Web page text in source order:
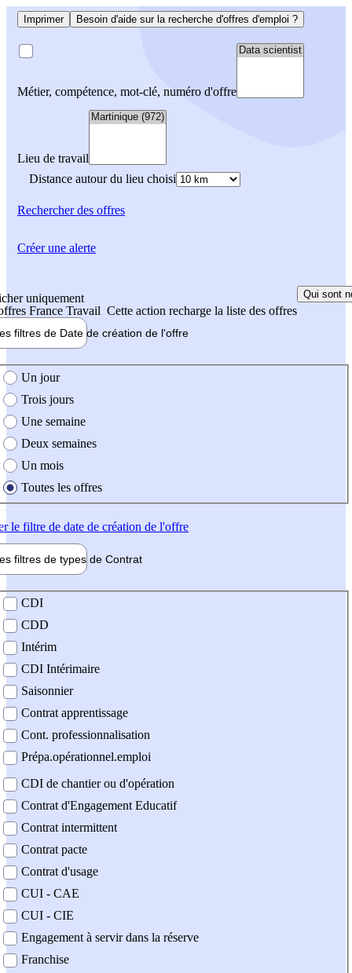
Imprimer Besoin d'aide sur la recherche d'offres d'emploi ?
Métier, compétence, mot-clé, numéro d'offre
Lieu de travail
Distance autour du lieu choisi
Rechercherdes offres
uniquement
France Travail Cette action recharge la liste des offres
Qui sont
filtres de Date de création de l'offre
création de l'offre
Un jour
Trois jours
Une semaine
Deux semaines
Un mois
Toutes les offres
le filtre de date de création de l'offre
filtres de types de Contrat
contrat
CDI
CDD
Intérim
CDI Intérimaire
Saisonnier
Contrat apprentissage
Cont. professionnalisation
Prépa.opérationnel.emploi
CDI de chantier ou d'opération
Contrat d'Engagement Educatif
Contrat intermittent
Contrat pacte
Contrat d'usage
CUI - CAE
CUI - CIE
Engagement à servir dans la réserve
Franchise
Créer une alerte